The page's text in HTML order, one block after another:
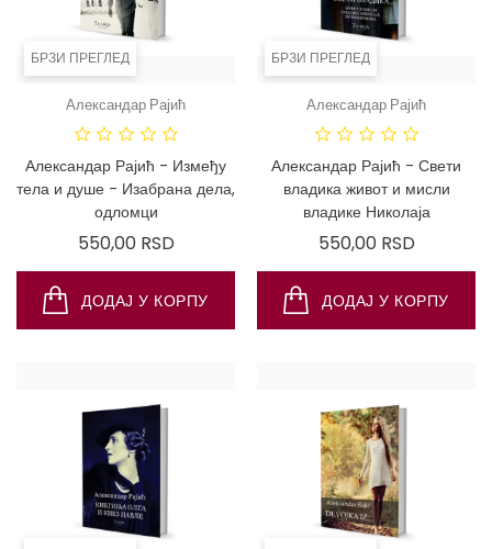
БРЗИ ПРЕГЛЕД
Александар Рајић
Александар Рајић - Између
тела и душе - Изабрана дела,
одломци
550,00 RSDЦена
ДОДАЈ У КОРПУ
БРЗИ ПРЕГЛЕД
Александар Рајић
Александар Рајић - Свети
владика живот и мисли
владике Николаја
550,00 RSDЦена
ДОДАЈ У КОРПУ